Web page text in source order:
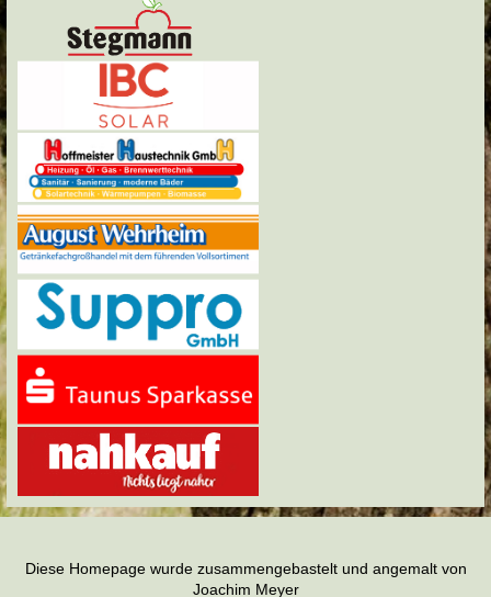
Diese Homepage wurde zusammengebastelt und angemalt von
Joachim Meyer